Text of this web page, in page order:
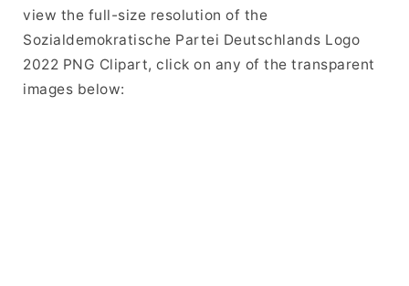
view the full-size resolution of the
Sozialdemokratische Partei Deutschlands Logo
2022 PNG Clipart, click on any of the transparent
images below: